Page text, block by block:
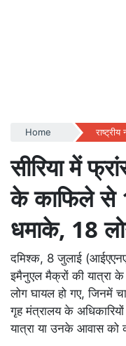
Home राष्ट्रीय
सीरिया में
के काफिले से
धमाके, 18
दमिश्क, 8 जुलाई
इमैनुएल मैक्रों की यात्रा के
लोग घायल हो गए, जिनमें
गृह मंत्रालय के
यात्रा या उनके आवास को